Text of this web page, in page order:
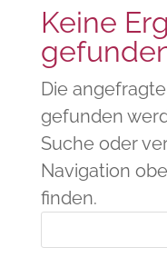
Keine
Die
gefunden
Suche oder
Navigation
finden.